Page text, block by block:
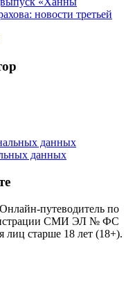
новости третьей
данных
данных
путеводитель по
СМИ ЭЛ № ФС
лиц старше 18 лет (18+).